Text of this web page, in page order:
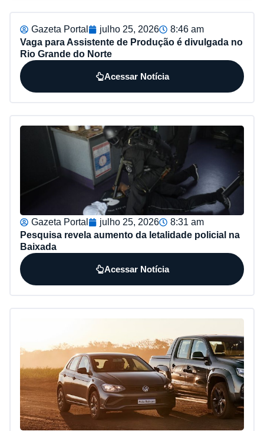
Gazeta Portal julho 25, 2026
8:46 am
Vaga para Assistente de Produção é divulgada no
Rio Grande do Norte
Acessar Notícia
Gazeta Portal julho 25, 2026
8:31 am
Pesquisa revela aumento da letalidade policial na
Baixada
Acessar Notícia